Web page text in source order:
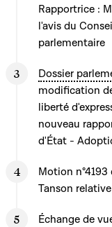
Rapportrice :
l'avis du
parlementaire
Dossier
modification
liberté
nouveau
d'État -
Motion
Tanson
Échange de